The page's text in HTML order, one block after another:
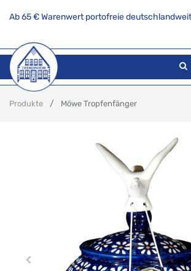
Ab 65 € Warenwert portofreie
Produkte Möwe Tropfenfänger